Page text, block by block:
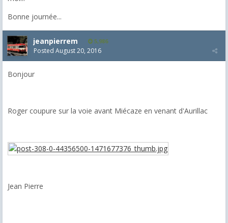
Bonne journée...
jeanpierrem 5,986
Posted August 20, 2016
Bonjour
Roger coupure sur la voie avant Miécaze en venant d'Aurillac
Jean Pierre